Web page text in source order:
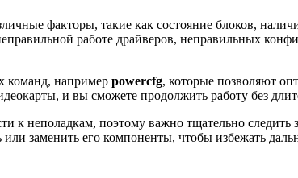
факторы, такие как состояние блоков,
работе драйверов, неправильных
команд, например powercfg, которые позволяют
и вы сможете продолжить работу без
к неполадкам, поэтому важно тщательно следить
или заменить его компоненты, чтобы избежать